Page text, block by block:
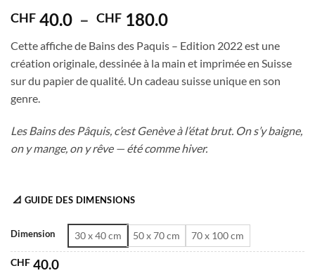
CHF 40.0 – CHF 180.0Plage
prix :
CHF 40.0
à
Cette affiche de Bains des Paquis – Edition 2022 est une
création originale, dessinée à la main et imprimée en Suisse
sur du papier de qualité. Un cadeau suisse unique en son
genre.
Les Bains des Pâquis, c’est Genève à l’état brut. On s’y baigne,
on y mange, on y rêve — été comme hiver.
📐 GUIDE DES DIMENSIONS
Dimension 30 x 40 cm 50 x 70 cm 70 x 100 cm
CHF 40.0